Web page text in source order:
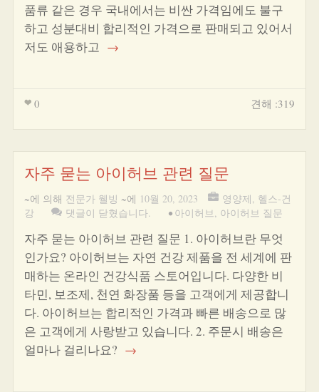
품류 같은 경우 국내에서는 비싼 가격임에도 불구
하고 성분대비 합리적인 가격으로 판매되고 있어서
저도 애용하고 →
0 견해 :319
자주 묻는 아이허브 관련 질문
~에 의해 전문가 웰빙 ~에 10월 20, 2023 영양제, 헬스-건
강
댓글이 닫혔습니다. • 아이허브, 아이허브 질문
자주 묻는 아이허브 관련 질문 1. 아이허브란 무엇
인가요? 아이허브는 자연 건강 제품을 전 세계에 판
매하는 온라인 건강식품 스토어입니다. 다양한 비
타민, 보조제, 천연 화장품 등을 고객에게 제공합니
다. 아이허브는 합리적인 가격과 빠른 배송으로 많
은 고객에게 사랑받고 있습니다. 2. 주문시 배송은
얼마나 걸리나요? →